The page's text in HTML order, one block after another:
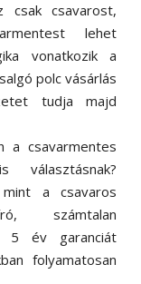
csak csavarost,
lehet
vonatkozik a
polc vásárlás
tudja majd
a csavarmentes
mint a csavaros
számtalan
5 év garanciát
folyamatosan